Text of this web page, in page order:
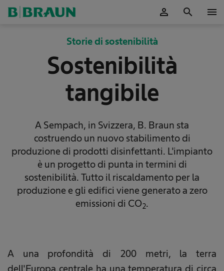
person search menu
Storie di sostenibilità
Sostenibilità
tangibile
A Sempach, in Svizzera, B. Braun sta
costruendo un nuovo stabilimento di
produzione di prodotti disinfettanti. L'impianto
è un progetto di punta in termini di
sostenibilità. Tutto il riscaldamento per la
produzione e gli edifici viene generato a zero
emissioni di CO2.
A una profondità di 200 metri, la terra
dell'Europa centrale ha una temperatura di circa